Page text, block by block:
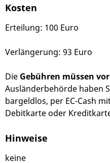
Kosten
Erteilung: 100 Euro
Verlängerung: 93 Euro
Die Gebühren müssen
Ausländerbehörde haben
bargeldlos, per EC-Cash
Debitkarte oder
Hinweise
keine